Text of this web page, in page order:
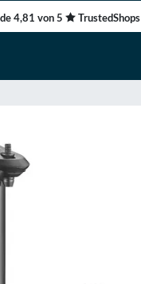
4,81 von 5 TrustedShops